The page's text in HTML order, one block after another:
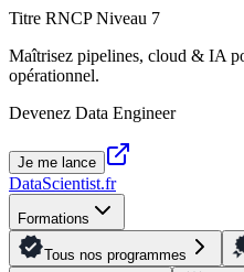
Titre RNCP Niveau 7
Maîtrisez pipelines, cloud & IA
opérationnel.
Devenez Data Engineer
Je me lance
DataScientist.fr
Formations
Tous nos programmes